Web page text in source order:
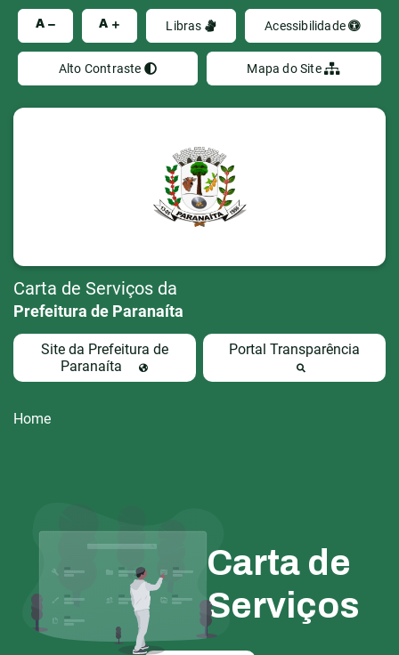
A A Libras Acessibilidade
Alto Contraste Mapa do Site
Carta de Serviços da
Prefeitura de Paranaíta
Site da Prefeitura de
Paranaíta
Portal Transparência
Home
Carta de
Serviços